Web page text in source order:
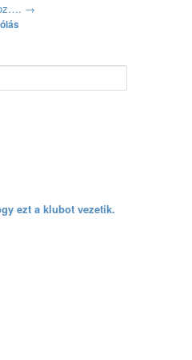
→
ezt a klubot vezetik.